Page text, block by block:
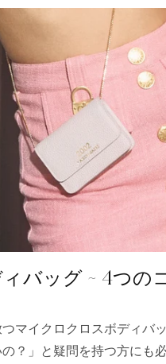
バッグ ~ 4つの
マイクロクロスボディバ
？」と疑問を持つ方にも